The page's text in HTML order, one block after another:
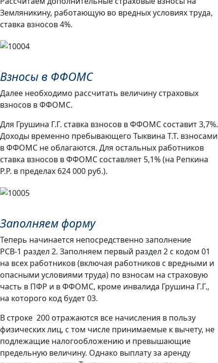
Земляникину, работающую во вредных условиях труда,
ставка взносов 4%.
Взносы в ФФОМС
Далее необходимо рассчитать величину страховых
взносов в ФФОМС.
Для Грушина Г.Г. ставка взносов в ФФОМС составит 3,7%.
Доходы временно пребывающего Тыквина Т.Т. взносами
в ФФОМС не облагаются. Для остальных работников
ставка взносов в ФФОМС составляет 5,1% (на Репкина
Р.Р. в пределах 624 000 руб.).
Заполняем форму
Теперь начинается непосредственно заполнение
РСВ-1 раздел 2. Заполняем первый раздел 2 с кодом 01
на всех работников (включая работников с вредными и
опасными условиями труда) по взносам на страховую
часть в ПФР и в ФФОМС, кроме инвалида Грушина Г.Г.,
на которого код будет 03.
В строке 200 отражаются все начисления в пользу
физических лиц, с том числе принимаемые к вычету, не
подлежащие налогообложению и превышающие
предельную величину. Однако выплату за аренду